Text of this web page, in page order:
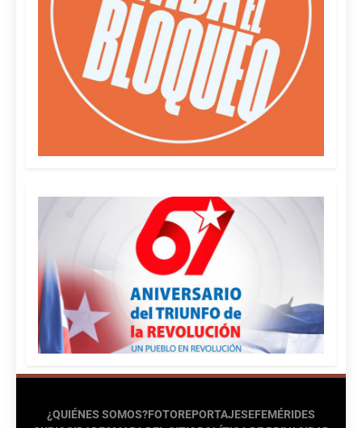
¿QUIÉNES SOMOS?FOTOREPORTAJESEFEMÉRIDES